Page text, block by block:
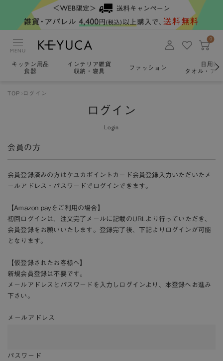
MENU
0
キッチン用品
食器
インテリア雑貨
収納・寝具
ファッション
日用雑
タオル・ア
TOP ログイン
ログイン
Login
会員の方
会員登録済みの方はケユカポイントカード会員登録入力いただいたメ
ールアドレス・パスワードでログインできます。
【Amazon payをご利用の場合】
初回ログインは、注文完了メールに記載のURLより行っていただき、
会員登録をお願いいたします。登録完了後、下記よりログインが可能
となります。
【仮登録されたお客様へ】
新規会員登録は不要です。
メールアドレスとパスワードを入力しログインより、本登録へお進み
下さい。
メールアドレス
パスワード